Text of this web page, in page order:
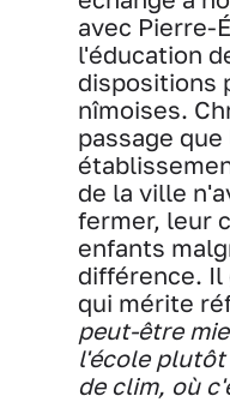
avec Pierre-
l'éducation
dispositions
nîmoises.
passage
de la ville
fermer, leur
enfants
différence. Il
qui mérite
peut-être
l'école plutôt
de clim, où